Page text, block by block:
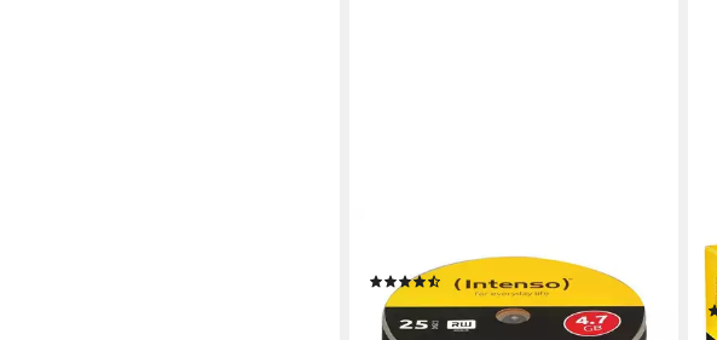
DVD-Rohling DVD+R, 4,7 GB
(7)
ab 12,49 €
lieferbar - in 2-3 Werktagen bei dir